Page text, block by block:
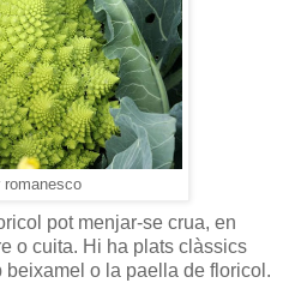
romanesco
pot menjar-se crua, en
o cuita. Hi ha plats clàssics
o la paella de floricol.